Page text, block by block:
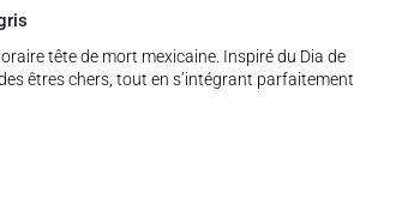
tête de mort mexicaine. Inspiré du Dia de
êtres chers, tout en s’intégrant parfaitement